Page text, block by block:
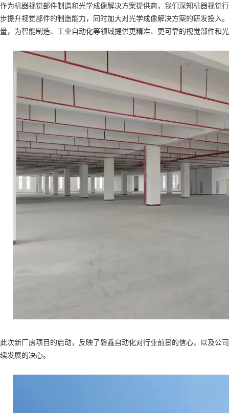
作为机器视觉部件制造和光学成像解决方案提供商，我们深知机器视觉
步提升视觉部件的制造能力，同时加大对光学成像解决方案的研发投入
量，为智能制造、工业自动化等领域提供更精准、更可靠的视觉部件和
此次新厂房项目的启动，反映了磐鑫自动化对行业前景的信心，以及公
续发展的决心。